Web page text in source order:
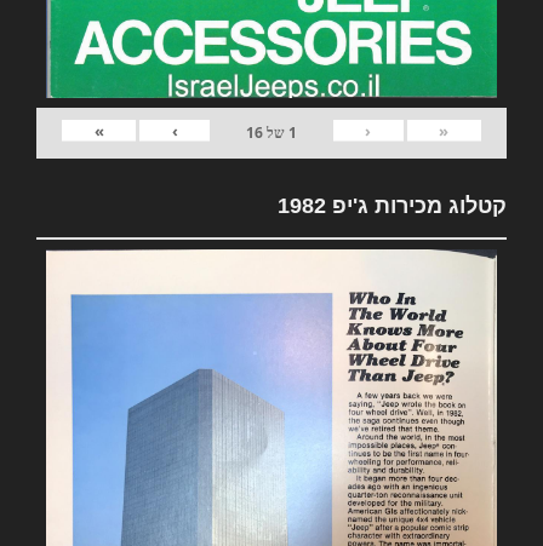
«
‹
1 של16
›
»
קטלוג מכירות ג'יפ 1982